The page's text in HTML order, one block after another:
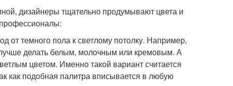
дизайнеры тщательно продумывают цвета и
от темного пола к светлому потолку. Например,
лучше делать белым, молочным или кремовым. А
цветом. Именно такой вариант считается
как подобная палитра вписывается в любую